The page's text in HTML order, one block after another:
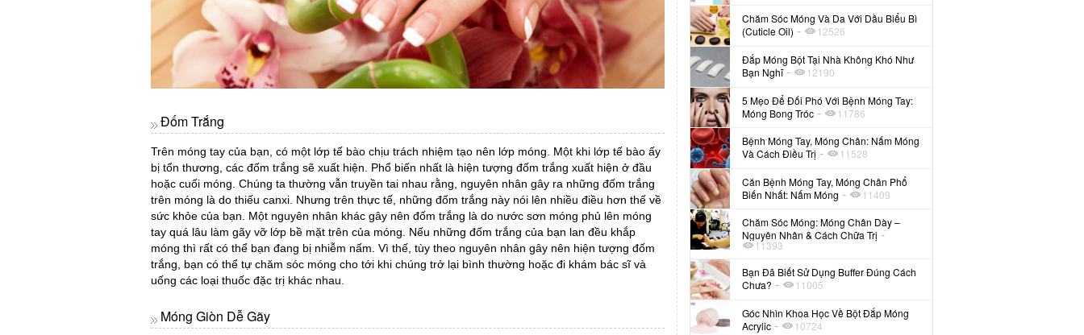
Đốm Trắng
Trên móng tay của bạn, có một lớp tế bào chịu trách nhiệm tạo nên lớp móng. Một khi lớp tế bào ấy
bị tổn thương, các đốm trắng sẽ xuất hiện. Phổ biến nhất là hiện tượng đốm trắng xuất hiện ở đầu
hoặc cuối móng. Chúng ta thường vẫn truyền tai nhau rằng, nguyên nhân gây ra những đốm trắng
trên móng là do thiếu canxi. Nhưng trên thực tế, những đốm trắng này nói lên nhiều điều hơn thế về
sức khỏe của bạn. Một nguyên nhân khác gây nên đốm trắng là do nước sơn móng phủ lên móng
tay quá lâu làm gãy vỡ lớp bề mặt trên của móng. Nếu những đốm trắng của bạn lan đều khắp
móng thì rất có thể bạn đang bị nhiễm nấm. Vì thế, tùy theo nguyên nhân gây nên hiện tượng đốm
trắng, bạn có thể tự chăm sóc móng cho tới khi chúng trở lại bình thường hoặc đi khám bác sĩ và
uống các loại thuốc đặc trị khác nhau.
Móng Giòn Dễ Gãy
Chăm Sóc Móng Và Da Với Dầu Biểu Bì
(Cuticle Oil) - 12526
Đắp Móng Bột Tại Nhà Không Khó Như
Bạn Nghĩ- 12190
5 Mẹo Để Đối Phó Với Bệnh Móng Tay:
Móng Bong Tróc - 11786
Bệnh Móng Tay, Móng Chân: Nấm Móng
Và Cách Điều Trị - 11528
Căn Bệnh Móng Tay, Móng Chân Phổ
Biến Nhất: Nấm Móng - 11409
Chăm Sóc Móng: Móng Chân Dày –
Nguyên Nhân & Cách Chữa Trị -
11393
Bạn Đã Biết Sử Dụng Buffer Đúng Cách
Chưa? - 11005
Góc Nhìn Khoa Học Về Bột Đắp Móng
Acrylic - 10724